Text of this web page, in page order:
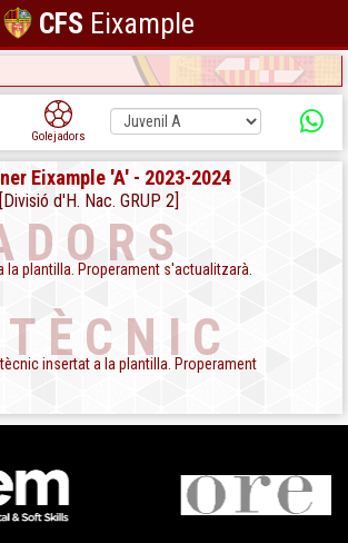
CFS Eixample
Golejadors
Eixample 'A' - 2023-2024
d'H. Nac. GRUP 2]
la plantilla. Properament s'actualitzarà.
insertat a la plantilla. Properament